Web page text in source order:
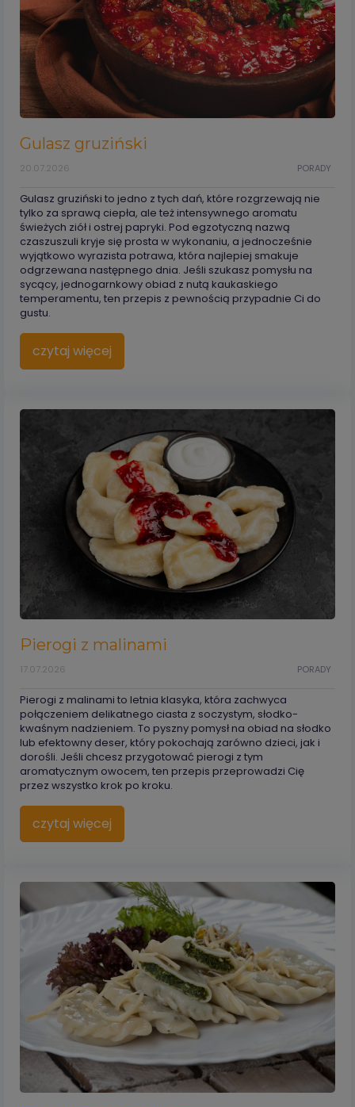
Gulasz gruziński
PORADY
20.07.2026
Gulasz gruziński to jedno z tych dań, które rozgrzewają nie
tylko za sprawą ciepła, ale też intensywnego aromatu
świeżych ziół i ostrej papryki. Pod egzotyczną nazwą
czaszuszuli kryje się prosta w wykonaniu, a jednocześnie
wyjątkowo wyrazista potrawa, która najlepiej smakuje
odgrzewana następnego dnia. Jeśli szukasz pomysłu na
sycący, jednogarnkowy obiad z nutą kaukaskiego
temperamentu, ten przepis z pewnością przypadnie Ci do
gustu.
czytaj więcej
Pierogi z malinami
PORADY
17.07.2026
Pierogi z malinami to letnia klasyka, która zachwyca
połączeniem delikatnego ciasta z soczystym, słodko-
kwaśnym nadzieniem. To pyszny pomysł na obiad na słodko
lub efektowny deser, który pokochają zarówno dzieci, jak i
dorośli. Jeśli chcesz przygotować pierogi z tym
aromatycznym owocem, ten przepis przeprowadzi Cię
przez wszystko krok po kroku.
czytaj więcej